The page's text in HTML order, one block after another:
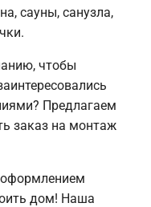
сауны, санузла,
чтобы
Предлагаем
заказ на монтаж
дом! Наша